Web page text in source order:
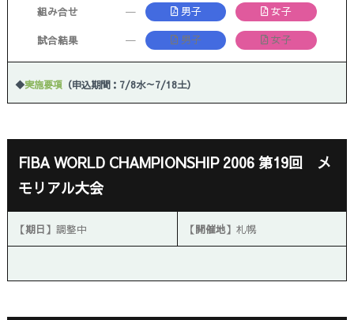
組み合せ ─ 男子 女子
試合結果 ─ 男子 女子
◆実施要項 （申込期間：7/8水～7/18土）
FIBA WORLD CHAMPIONSHIP 2006 第19回 メ
モリアル大会
【期日】調整中 【開催地】札幌